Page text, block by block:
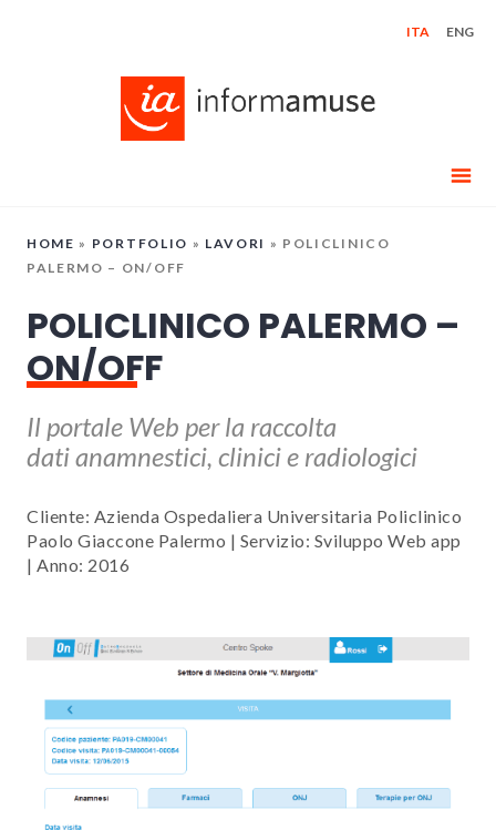
ITA ENG
HOME » PORTFOLIO » LAVORI » POLICLINICO
PALERMO – ON/OFF
POLICLINICO PALERMO –
ON/OFF
Il portale Web per la raccolta
dati anamnestici, clinici e radiologici
Cliente: Azienda Ospedaliera Universitaria Policlinico
Paolo Giaccone Palermo | Servizio: Sviluppo Web app
| Anno: 2016